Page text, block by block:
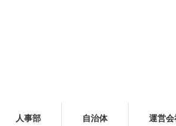
人事部 自治体 運営